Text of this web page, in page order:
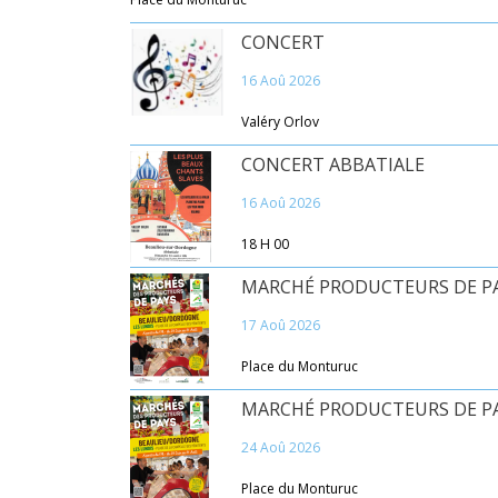
CONCERT
16 Aoû 2026
Valéry Orlov
CONCERT ABBATIALE
16 Aoû 2026
18 H 00
MARCHÉ PRODUCTEURS DE
17 Aoû 2026
Place du Monturuc
MARCHÉ PRODUCTEURS DE
24 Aoû 2026
Place du Monturuc